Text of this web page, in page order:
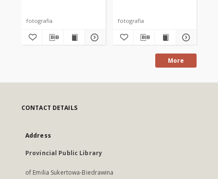
fotografia fotografia
More
CONTACT DETAILS
Address
Provincial Public Library
of Emilia Sukertowa-Biedrawina